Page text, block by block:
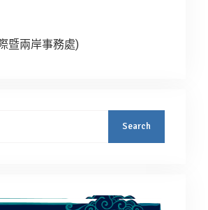
暨兩岸事務處)